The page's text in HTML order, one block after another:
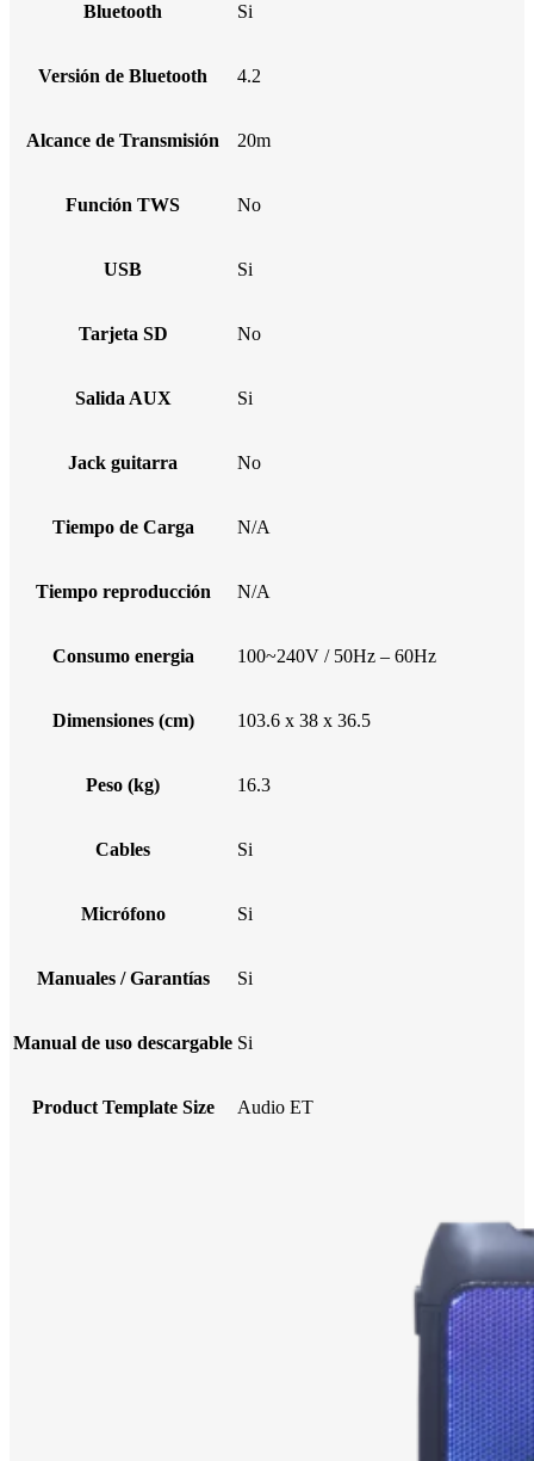
Bluetooth Si
Versión de Bluetooth 4.2
Alcance de Transmisión 20m
Función TWS No
USB Si
Tarjeta SD No
Salida AUX Si
Jack guitarra No
Tiempo de Carga N/A
Tiempo reproducción N/A
Consumo energia 100~240V / 50Hz – 60Hz
Dimensiones (cm) 103.6 x 38 x 36.5
Peso (kg) 16.3
Cables Si
Micrófono Si
Manuales / Garantías Si
Manual de uso descargable Si
Product Template Size Audio ET